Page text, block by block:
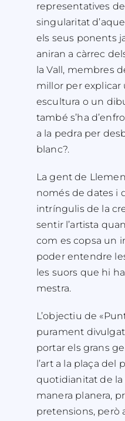
representatives de
singularitat
els seus ponents
aniran a càrrec
la Vall, membres
millor per explicar
escultura o un
també s’ha
a la pedra per
blanc?.
La gent de
només de dates i
intríngulis de la
sentir l’artista
com es copsa un
poder entendre
les suors que hi
mestra.
L’objectiu de
purament
portar els grans
l’art a la plaça del
quotidianitat de la
manera planera,
pretensions, però